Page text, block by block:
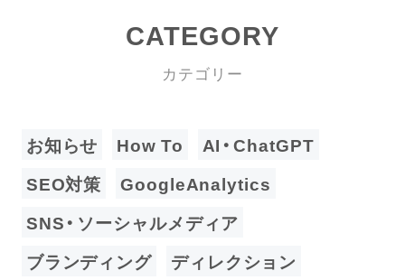
CATEGORY
カテゴリー
お知らせ How To
AI・ChatGPT
SEO対策
GoogleAnalytics
SNS・ソーシャルメディア
ブランディング
ディレクション